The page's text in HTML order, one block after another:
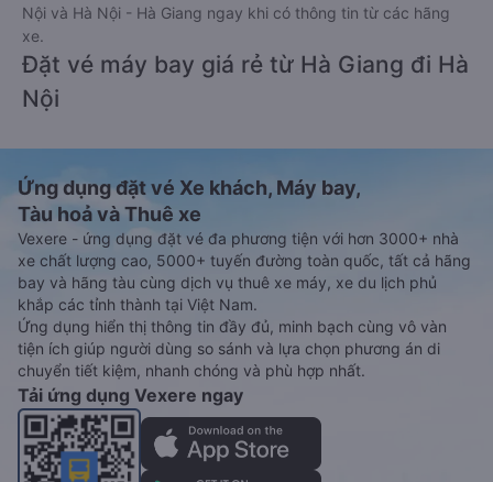
Nội và Hà Nội - Hà Giang ngay khi có thông tin từ các hãng
xe.
Đặt vé máy bay giá rẻ từ Hà Giang đi Hà
Nội
Ứng dụng đặt vé Xe khách, Máy bay,
Tàu hoả và Thuê xe
Vexere - ứng dụng đặt vé đa phương tiện với hơn 3000+ nhà
xe chất lượng cao, 5000+ tuyến đường toàn quốc, tất cả hãng
bay và hãng tàu cùng dịch vụ thuê xe máy, xe du lịch phủ
khắp các tỉnh thành tại Việt Nam.
Ứng dụng hiển thị thông tin đầy đủ, minh bạch cùng vô vàn
tiện ích giúp người dùng so sánh và lựa chọn phương án di
chuyển tiết kiệm, nhanh chóng và phù hợp nhất.
Tải ứng dụng Vexere ngay